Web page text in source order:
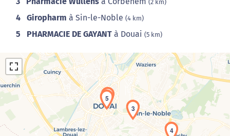
(2 km)
4 Giropharm à Sin-le-Noble (4 km)
5 PHARMACIE DE GAYANT à Douai (5 km)
2
3
4
5